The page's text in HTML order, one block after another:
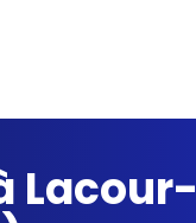
Lacour-